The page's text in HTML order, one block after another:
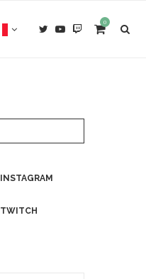
0
INSTAGRAM
TWITCH